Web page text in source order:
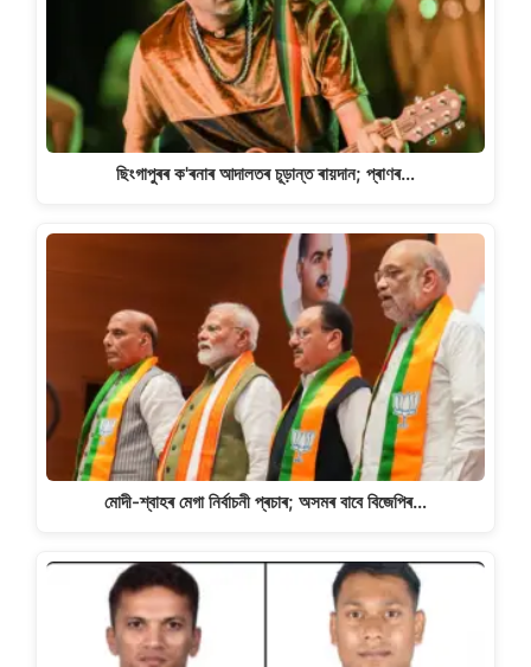
ছিংগাপুৰৰ ক'ৰনাৰ আদালতৰ চূড়ান্ত ৰায়দান; প্ৰাণৰ…
মোদী-শ্বাহৰ মেগা নিৰ্বাচনী প্ৰচাৰ; অসমৰ বাবে বিজেপিৰ…